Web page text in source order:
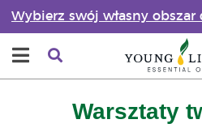
Wybierz swój własny
Warsztaty